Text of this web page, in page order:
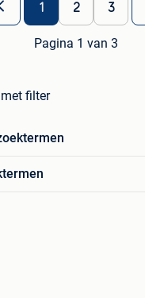
1 2 3
Pagina 1 van 3
filter